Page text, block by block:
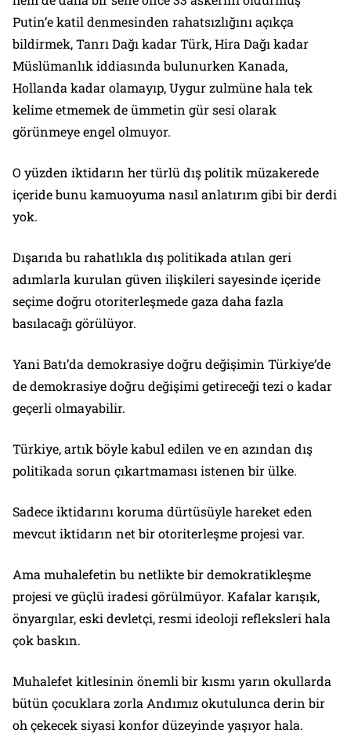
Putin’e katil denmesinden rahatsızlığını açıkça
bildirmek, Tanrı Dağı kadar Türk, Hira Dağı kadar
Müslümanlık iddiasında bulunurken Kanada,
Hollanda kadar olamayıp, Uygur zulmüne hala tek
kelime etmemek de ümmetin gür sesi olarak
görünmeye engel olmuyor.
O yüzden iktidarın her türlü dış politik müzakerede
içeride bunu kamuoyuma nasıl anlatırım gibi bir derdi
yok.
Dışarıda bu rahatlıkla dış politikada atılan geri
adımlarla kurulan güven ilişkileri sayesinde içeride
seçime doğru otoriterleşmede gaza daha fazla
basılacağı görülüyor.
Yani Batı’da demokrasiye doğru değişimin Türkiye’de
de demokrasiye doğru değişimi getireceği tezi o kadar
geçerli olmayabilir.
Türkiye, artık böyle kabul edilen ve en azından dış
politikada sorun çıkartmaması istenen bir ülke.
Sadece iktidarını koruma dürtüsüyle hareket eden
mevcut iktidarın net bir otoriterleşme projesi var.
Ama muhalefetin bu netlikte bir demokratikleşme
projesi ve güçlü iradesi görülmüyor. Kafalar karışık,
önyargılar, eski devletçi, resmi ideoloji refleksleri hala
çok baskın.
Muhalefet kitlesinin önemli bir kısmı yarın okullarda
bütün çocuklara zorla Andımız okutulunca derin bir
oh çekecek siyasi konfor düzeyinde yaşıyor hala.